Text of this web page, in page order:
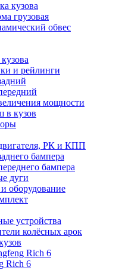
кузова
грузовая
обвес
и рейлинги
мощности
в кузов
РК и КПП
бампера
бампера
дуги
оборудование
устройства
колёсных арок
Rich 6